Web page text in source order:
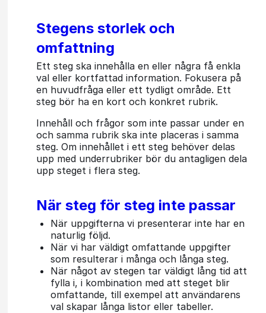
Stegens storlek och
omfattning
Ett steg ska innehålla en eller några få enkla
val eller kortfattad information. Fokusera på
en huvudfråga eller ett tydligt område. Ett
steg bör ha en kort och konkret rubrik.
Innehåll och frågor som inte passar under en
och samma rubrik ska inte placeras i samma
steg. Om innehållet i ett steg behöver delas
upp med underrubriker bör du antagligen dela
upp steget i flera steg.
När steg för steg inte passar
När uppgifterna vi presenterar inte har en
naturlig följd.
När vi har väldigt omfattande uppgifter
som resulterar i många och långa steg.
När något av stegen tar väldigt lång tid att
fylla i, i kombination med att steget blir
omfattande, till exempel att användarens
val skapar långa listor eller tabeller.